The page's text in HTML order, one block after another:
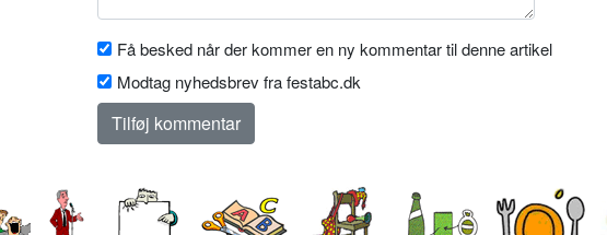
Få besked når der kommer en ny kommentar til denne artikel
Modtag nyhedsbrev fra festabc.dk